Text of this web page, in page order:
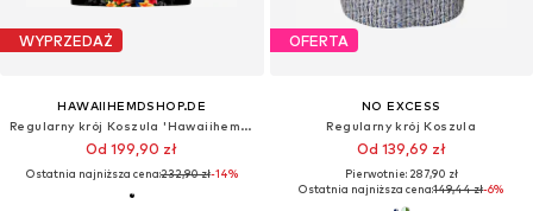
WYPRZEDAŻ
HAWAIIHEMDSHOP.DE
Regularny krój Koszula 'Hawaiihemd Parrots Elegance'
Od 199,90 zł
Ostatnia najniższa cena:232,90 zł-14%
OFERTA
NO EXCESS
Regularny krój Koszula
Od 139,69 zł
Pierwotnie: 287,90 zł
Ostatnia najniższa cena:149,44 zł-6%